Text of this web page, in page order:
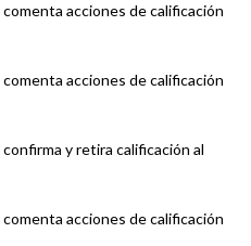
acciones de calificación
acciones de calificación
y retira calificación al
acciones de calificación